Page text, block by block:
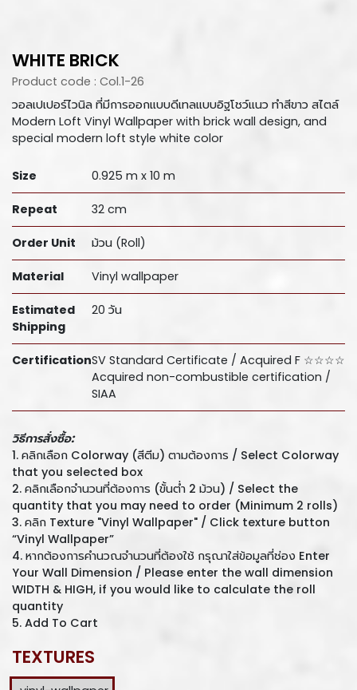
WHITE BRICK
Product code : Col.1-26
วอลเปเปอร์ไวนิล ที่มีการออกแบบดีเทลแบบอิฐโชว์แนว ทำสีขาว สไตล์
Modern Loft Vinyl Wallpaper with brick wall design, and
special modern loft style white color
Size 0.925 m x 10 m
Repeat 32 cm
Order Unit ม้วน (Roll)
Material Vinyl wallpaper
Estimated
Shipping
20 วัน
CertificationSV Standard Certificate / Acquired F ☆☆☆☆
Acquired non-combustible certification /
SIAA
วิธีการสั่งซื้อ:
1. คลิกเลือก Colorway (สีตีม) ตามต้องการ / Select Colorway
that you selected box
2. คลิกเลือกจำนวนที่ต้องการ (ขั้นต่ำ 2 ม้วน) / Select the
quantity that you may need to order (Minimum 2 rolls)
3. คลิก Texture "Vinyl Wallpaper" / Click texture button
“Vinyl Wallpaper”
4. หากต้องการคำนวณจำนวนที่ต้องใช้ กรุณาใส่ข้อมูลที่ช่อง Enter
Your Wall Dimension / Please enter the wall dimension
WIDTH & HIGH, if you would like to calculate the roll
quantity
5. Add To Cart
TEXTURES